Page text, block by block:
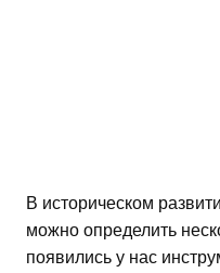
В историческом
можно определить
появились у нас